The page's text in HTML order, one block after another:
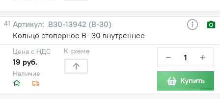
41
В30-13942 (В-30)
Кольцо стопорное В- 30 внутреннее
Наличие
Цена с НДС
19 руб.
К схеме − +
Купить